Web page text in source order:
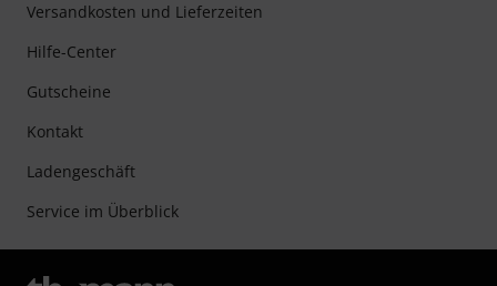
Versandkosten und Lieferzeiten
Hilfe-Center
Gutscheine
Kontakt
Ladengeschäft
Service im Überblick